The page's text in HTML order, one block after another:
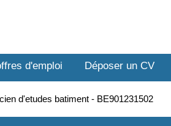
d'emploi Déposer un CV
d'etudes batiment - BE901231502